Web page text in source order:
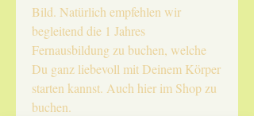
Bild. Natürlich empfehlen wir
begleitend die 1 Jahres
Fernausbildung zu buchen, welche
Du ganz liebevoll mit Deinem Körper
starten kannst. Auch hier im Shop zu
buchen.